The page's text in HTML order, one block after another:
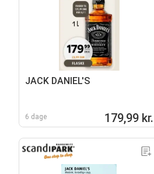
JACK DANIEL'S
6 dage 179,99 kr.